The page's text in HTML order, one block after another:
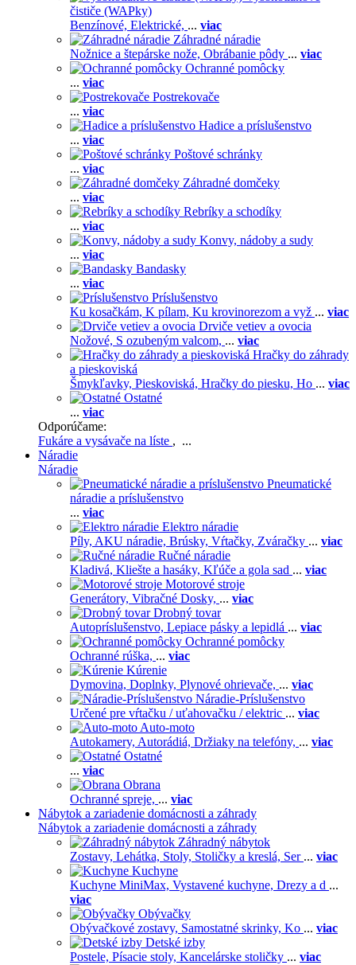
čističe (WAPky)
Benzínové, Elektrické, ... viac
Záhradné náradie
Nožnice a štepárske nože, Obrábanie pôdy ... viac
Ochranné pomôcky
... viac
Postrekovače
... viac
Hadice a príslušenstvo
... viac
Poštové schránky
... viac
Záhradné domčeky
... viac
Rebríky a schodíky
... viac
Konvy, nádoby a sudy
... viac
Bandasky
... viac
Príslušenstvo
Ku kosačkám, K pílam, Ku krovinorezom a vyž ... viac
Drviče vetiev a ovocia
Nožové, S ozubeným valcom, ... viac
Hračky do záhrady
a pieskoviská
Šmykľavky, Pieskoviská, Hračky do piesku, Ho ... viac
Ostatné
... viac
Odporúčame:
Fukáre a vysávače na líste , ...
Náradie
Náradie
Pneumatické
náradie a príslušenstvo
... viac
Elektro náradie
Píly, AKU náradie, Brúsky, Vŕtačky, Zváračky ... viac
Ručné náradie
Kladivá, Kliešte a hasáky, Kľúče a gola sad ... viac
Motorové stroje
Generátory, Vibračné Dosky, ... viac
Drobný tovar
Autopríslušenstvo, Lepiace pásky a lepidlá ... viac
Ochranné pomôcky
Ochranné rúška, ... viac
Kúrenie
Dymovina, Doplnky, Plynové ohrievače, ... viac
Náradie-Príslušenstvo
Určené pre vŕtačku / uťahovačku / elektric ... viac
Auto-moto
Autokamery, Autorádiá, Držiaky na telefóny, ... viac
Ostatné
... viac
Obrana
Ochranné spreje, ... viac
Nábytok a zariadenie domácnosti a záhrady
Nábytok a zariadenie domácnosti a záhrady
Záhradný nábytok
Zostavy, Lehátka, Stoly, Stoličky a kreslá, Ser ... viac
Kuchyne
Kuchyne MiniMax, Vystavené kuchyne, Drezy a d ...
viac
Obývačky
Obývačkové zostavy, Samostatné skrinky, Ko ... viac
Detské izby
Postele, Písacie stoly, Kancelárske stoličky ... viac